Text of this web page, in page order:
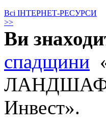
Всі ІНТЕРНЕТ-РЕСУРСИ
>>
Ви
спадщини
Инвест».